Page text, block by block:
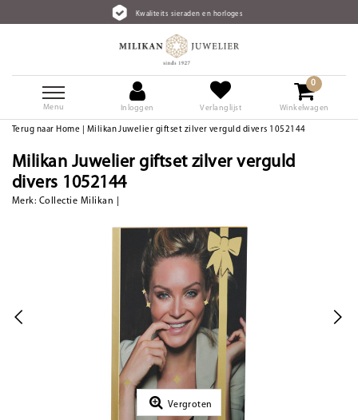
Kwaliteits sieraden en horloges
Menu Inloggen Verlanglijst
0
Winkelwagen
Terug naar Home Milikan Juwelier giftset zilver verguld divers 1052144
Milikan Juwelier giftset zilver verguld
divers 1052144
Merk: Collectie Milikan
Vergroten